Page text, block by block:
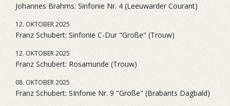
Johannes Brahms: Sinfonie Nr. 4 (Leeuwarder Courant)
12. OKTOBER 2025
Franz Schubert: Sinfonie C-Dur "Große" (Trouw)
12. OKTOBER 2025
Franz Schubert: Rosamunde (Trouw)
08. OKTOBER 2025
Franz Schubert: SInfonie Nr. 9 "Große" (Brabants Dagbald)